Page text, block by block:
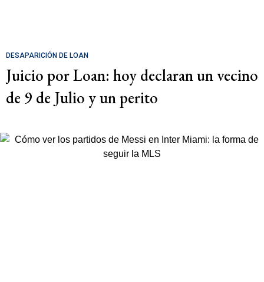
DESAPARICIÓN DE LOAN
Juicio por Loan: hoy declaran un vecino
de 9 de Julio y un perito